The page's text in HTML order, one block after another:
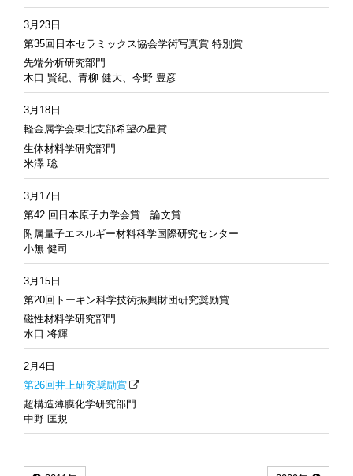
3月23日
第35回日本セラミックス協会学術写真賞 特別賞
先端分析研究部門
木口 賢紀、青柳 健大、今野 豊彦
3月18日
軽金属学会東北支部希望の星賞
生体材料学研究部門
米澤 聡
3月17日
第42 回日本原子力学会賞 論文賞
附属量子エネルギー材料科学国際研究センター
小無 健司
3月15日
第20回トーキン科学技術振興財団研究奨励賞
磁性材料学研究部門
水口 将輝
2月4日
第26回井上研究奨励賞
超構造薄膜化学研究部門
中野 匡規